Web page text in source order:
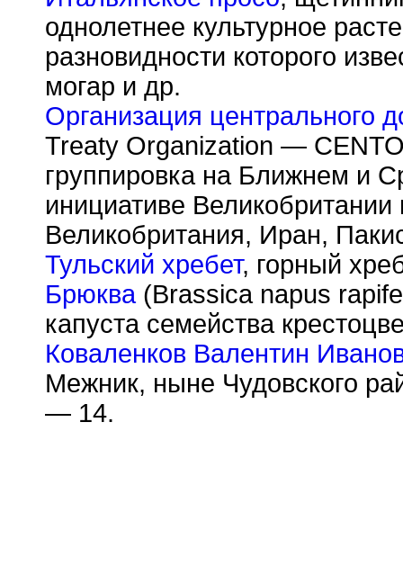
однолетнее культурное
разновидности которого
могар и др.
Организация центрального
Treaty Organization —
группировка на Ближнем и
инициативе
Великобритания, Иран,
Тульский хребет, горный
Брюква(Brassica napus
капуста семейства
Коваленков Валентин
Межник, ныне Чудовского
— 14.